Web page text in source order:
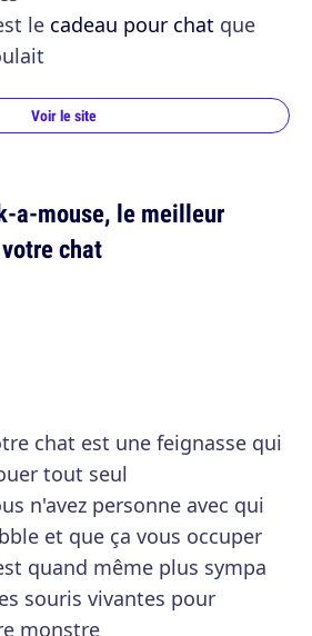
le cadeau pour chat que
Voir le site
a-mouse, le meilleur
chat
chat est une feignasse qui
tout seul
n'avez personne avec qui
et que ça vous occuper
quand même plus sympa
souris vivantes pour
monstre